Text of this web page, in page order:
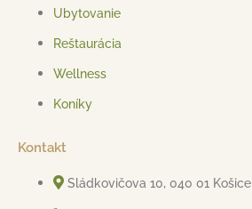
Ubytovanie
Reštaurácia
Wellness
Koníky
Kontakt
Sládkovičova 10, 040 01 Košice